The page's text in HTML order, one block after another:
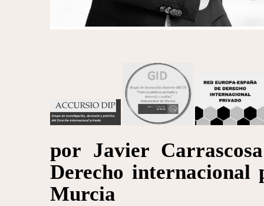
por Javier
Derecho internacional
Murcia